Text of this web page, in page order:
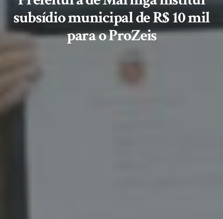
subsídio municipal de R$ 10 mil
para o ProZeis